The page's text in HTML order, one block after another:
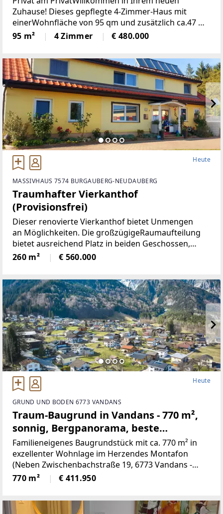
Zuhause! Dieses gepflegte 4-Zimmer-Haus mit
einerWohnfläche von 95 qm und zusätzlich ca.47 m2
Keller einem großzügigen Grundstückvon 197 qm
bietet Ihnen und Ihrer Familie den idealen
95 m² 4 Zimmer € 480.000
Heute
MASSIVHAUS 7574 BURGAUBERG-NEUDAUBERG
Traumhafter Vierkanthof
(Provisionsfrei)
Dieser renovierte Vierkanthof bietet Unmengen
an Möglichkeiten. Die großzügigeRaumaufteilung
bietet ausreichend Platz in beiden Geschossen,
neben 5Schlafräumen, gibt es ein Wohnzimmer mit
neu renovierten Kachelofen,
260 m² € 560.000
Heute
GRUND UND BODEN 6773 VANDANS
Traum-Baugrund in Vandans - 770 m²,
sonnig, Bergpanorama, beste
Infrastruktur! (Provisionsfrei)
Familieneigenes Baugrundstück mit ca. 770 m² in
exzellenter Wohnlage im Herzendes Montafon
(Neben Zwischenbachstraße 19, 6773 Vandans -
Grundstücksnummer129/2)Das Grundstück liegt in
Zone 5 - Wohngebiet und bietet
770 m² € 411.950